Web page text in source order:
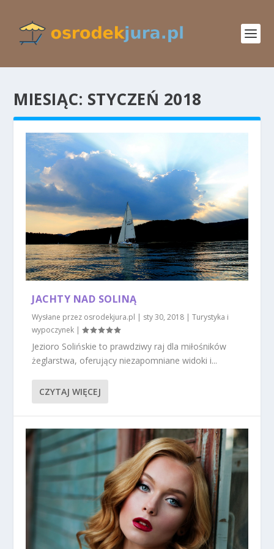
MIESIĄC: STYCZEŃ 2018
JACHTY NAD SOLINĄ
Wysłane przez osrodekjura.pl | sty 30, 2018 |Turystyka i
wypoczynek |
Jezioro Solińskie to prawdziwy raj dla miłośników
żeglarstwa, oferujący niezapomniane widoki i...
CZYTAJ WIĘCEJ